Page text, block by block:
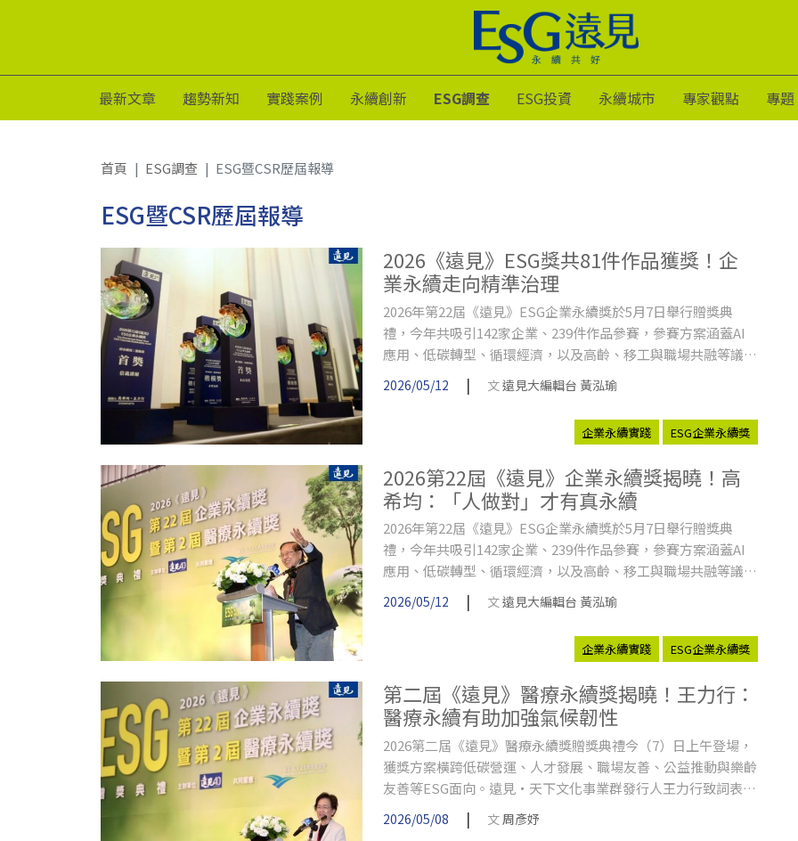
最新文章 趨勢新知 實踐案例 永續創新 ESG調查 ESG投資 永續城市 專家觀點 專題
首頁 ESG調查 ESG暨CSR歷屆報導
ESG暨CSR歷屆報導
2026《遠見》ESG獎共81件作品獲獎！企
業永續走向精準治理
2026年第22屆《遠見》ESG企業永續獎於5月7日舉行贈獎典
禮，今年共吸引142家企業、239件作品參賽，參賽方案涵蓋AI
應用、低碳轉型、循環經濟，以及高齡、移工與職場共融等議
題，反映企業已將永續思維進一步融入經營決策與日常管理。今
年永續獎呈現台灣企業轉型的四個明確方向。
2026/05/12 | 文遠見大編輯台 黃泓瑜
企業永續實踐 ESG企業永續獎
2026第22屆《遠見》企業永續獎揭曉！高
希均：「人做對」才有真永續
2026年第22屆《遠見》ESG企業永續獎於5月7日舉行贈獎典
禮，今年共吸引142家企業、239件作品參賽，參賽方案涵蓋AI
應用、低碳轉型、循環經濟，以及高齡、移工與職場共融等議
題，反映企業已將永續思維進一步融入經營決策與日常管理。遠
見‧天下文化事業群創辦人高希均則提醒，ESG真正重要的不只
是亮眼成果，而是企業是否以正確價值與方式推動改變。
2026/05/12 | 文遠見大編輯台 黃泓瑜
企業永續實踐 ESG企業永續獎
第二屆《遠見》醫療永續獎揭曉！王力行：
醫療永續有助加強氣候韌性
2026第二屆《遠見》醫療永續獎贈獎典禮今（7）日上午登場，
獲獎方案橫跨低碳營運、人才發展、職場友善、公益推動與樂齡
友善等ESG面向。遠見‧天下文化事業群發行人王力行致詞表
示，當國際開始重視醫療衛生系統的氣候韌性，政府也提出「健
康台灣」，醫療永續獎可說恰逢其時。
2026/05/08 | 文 周彥妤